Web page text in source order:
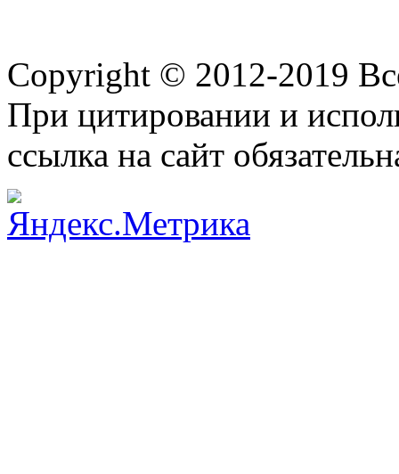
Copyright © 2012-2019
При цитировании и
ссылка на сайт